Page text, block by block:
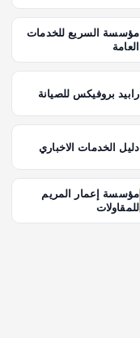
مؤسسة السريع للخدمات
العامة
رابيد بروفيكس للصيانة
دليل الخدمات الاخباري
مؤسسة إعمار المريم
للمقاولات